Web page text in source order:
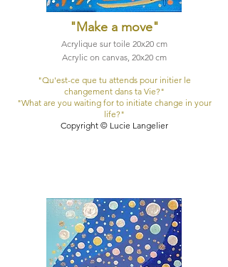
"Make a move"
Acrylique sur toile 20x20 cm
Acrylic on canvas, 20x20 cm
"Qu'est-ce que tu attends pour initier le
changement dans ta Vie?"​
"What are you waiting for to initiate change in your
life?"​
Copyright © Lucie Langelier​​